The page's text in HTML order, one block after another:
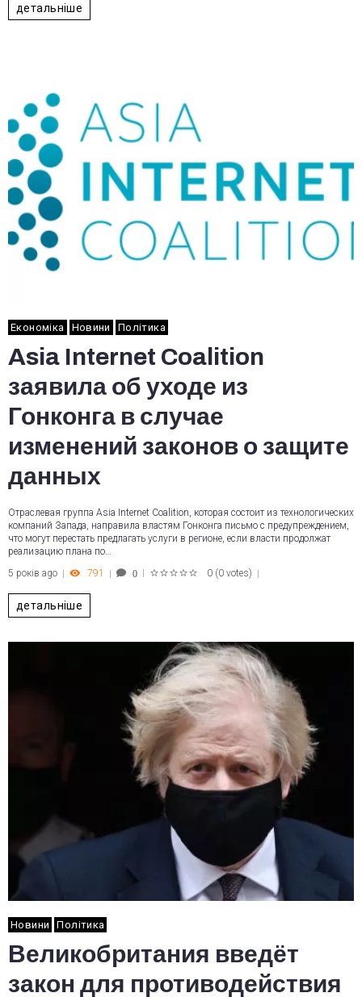
детальніше
Економіка Новини Політика
Asia Internet Coalition
заявила об уходе из
Гонконга в случае
изменений законов о защите
данных
Отраслевая группа Asia Internet Coalition, которая состоит из технологических
компаний Запада, направила властям Гонконга письмо с предупреждением,
что могут перестать предлагать услуги в регионе, если власти продолжат
реализацию плана по…
5 років ago
791 0 0 (0 votes)
детальніше
Новини Політика
Великобритания введёт
закон для противодействия